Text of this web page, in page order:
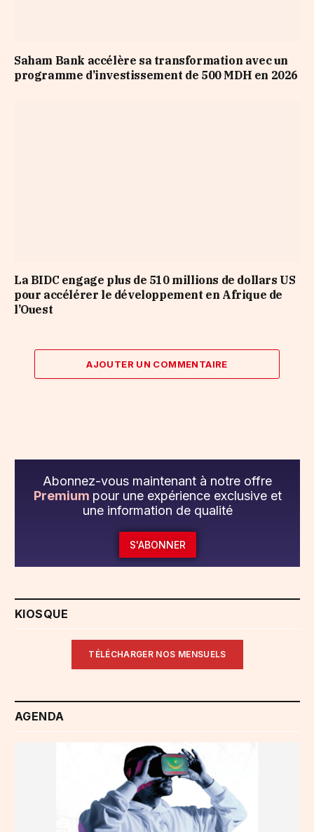
Saham Bank accélère sa transformation avec un
programme d’investissement de 500 MDH en 2026
La BIDC engage plus de 510 millions de dollars US
pour accélérer le développement en Afrique de
l’Ouest
AJOUTER UN COMMENTAIRE
Abonnez-vous maintenant à notre offre
Premium pour une expérience exclusive et
une information de qualité
S'ABONNER
KIOSQUE
TÉLÉCHARGER NOS MENSUELS
AGENDA